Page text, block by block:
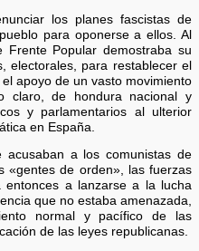
los planes fascistas de
para oponerse a ellos. Al
Popular demostraba su
electorales, para restablecer el
apoyo de un vasto movimiento
claro, de hondura nacional y
y parlamentarios al ulterior
en España.
acusaban a los comunistas de
«gentes de orden», las fuerzas
entonces a lanzarse a la lucha
que no estaba amenazada,
normal y pacífico de las
de las leyes republicanas.